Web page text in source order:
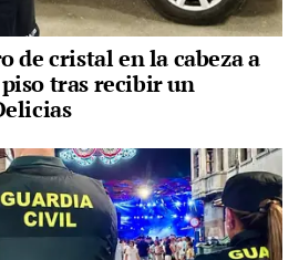
de cristal en la cabeza a
tras recibir un